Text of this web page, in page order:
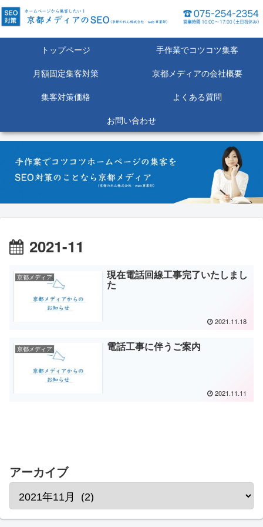
トップページ
手作業でコツコツ集客
月額固定集客対策
京都メディアの会社概要
集客対策価格
よくある質問
お問い合わせ
2021-11
京都メディア 現在電話回線工事完了いたしまし
た
2021.11.18
京都メディア 電話工事に伴うご案内
2021.11.11
アーカイブ